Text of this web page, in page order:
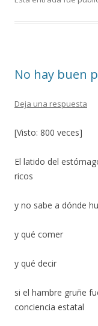
k r
No hay buen
Deja una respuesta
[Visto: 800 veces]
El latido del
ricos
y no sabe a dónde
y qué comer
y qué decir
si el hambre gruñe
conciencia estatal